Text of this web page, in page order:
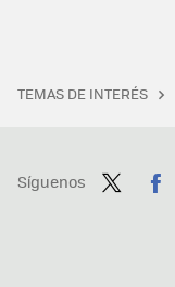
TEMAS DE INTERÉS
Síguenos